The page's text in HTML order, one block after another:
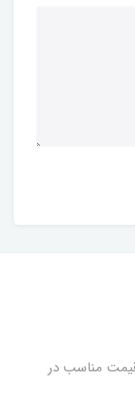
مناسب در